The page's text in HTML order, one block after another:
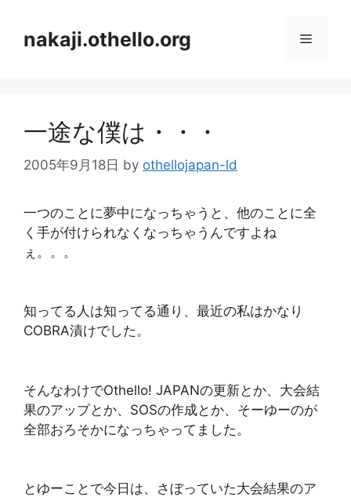
nakaji.othello.org メ
一途な僕は・・・
2005年9月18日 by othellojapan-ld
一つのことに夢中になっちゃうと、他のことに全
く手が付けられなくなっちゃうんですよね
ぇ。。。
知ってる人は知ってる通り、最近の私はかなり
COBRA漬けでした。
そんなわけでOthello! JAPANの更新とか、大会結
果のアップとか、SOSの作成とか、そーゆーのが
全部おろそかになっちゃってました。
とゆーことで今日は、さぼっていた大会結果のア